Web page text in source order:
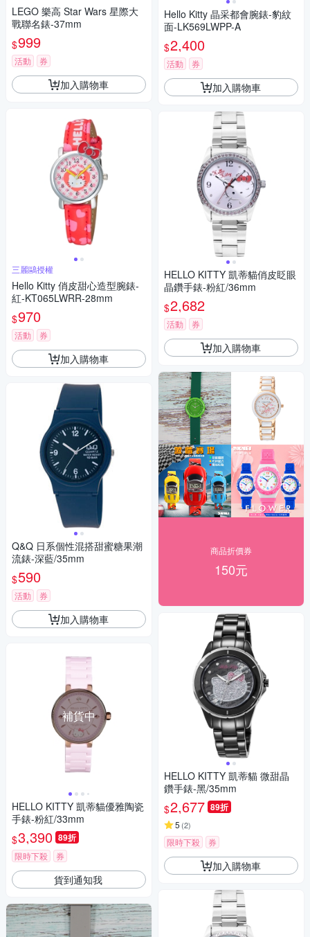
LEGO 樂高 Star Wars 星際大
戰聯名錶-37mm
$999
活動 券
加入購物車
三麗鷗授權
Hello Kitty 俏皮甜心造型腕錶-
紅-KT065LWRR-28mm
$970
活動 券
加入購物車
Q&Q 日系個性混搭甜蜜糖果潮
流錶-深藍/35mm
$590
活動 券
加入購物車
補貨中
HELLO KITTY 凱蒂貓優雅陶瓷
手錶-粉紅/33mm
$3,390 89折
限時下殺 券
貨到通知我
Hello Kitty 晶采都會腕錶-豹紋
面-LK569LWPP-A
$2,400
活動 券
加入購物車
HELLO KITTY 凱蒂貓俏皮眨眼
晶鑽手錶-粉紅/36mm
$2,682
活動 券
加入購物車
商品折價券
150元
HELLO KITTY 凱蒂貓 微甜晶
鑽手錶-黑/35mm
$2,677 89折
5 (2)
限時下殺 券
加入購物車